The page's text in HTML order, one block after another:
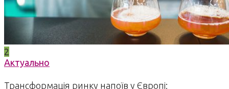
2
Актуально
Трансформація ринку напоїв у Європі: